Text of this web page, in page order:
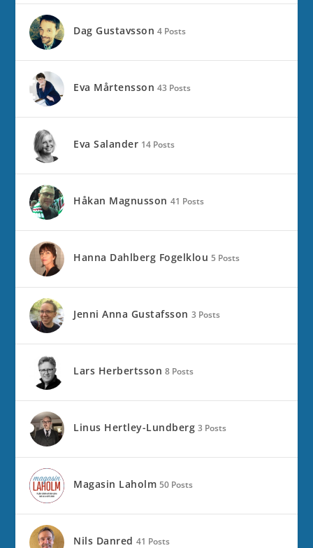
Dag Gustavsson 4 Posts
Eva Mårtensson 43 Posts
Eva Salander 14 Posts
Håkan Magnusson 41 Posts
Hanna Dahlberg Fogelklou 5 Posts
Jenni Anna Gustafsson 3 Posts
Lars Herbertsson 8 Posts
Linus Hertley-Lundberg 3 Posts
Magasin Laholm 50 Posts
Nils Danred 41 Posts